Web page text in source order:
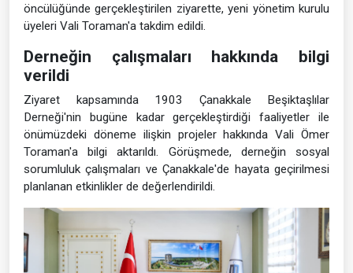
öncülüğünde gerçekleştirilen ziyarette, yeni yönetim kurulu
üyeleri Vali Toraman'a takdim edildi.
Derneğin çalışmaları hakkında bilgi
verildi
Ziyaret kapsamında 1903 Çanakkale Beşiktaşlılar
Derneği'nin bugüne kadar gerçekleştirdiği faaliyetler ile
önümüzdeki döneme ilişkin projeler hakkında Vali Ömer
Toraman'a bilgi aktarıldı. Görüşmede, derneğin sosyal
sorumluluk çalışmaları ve Çanakkale'de hayata geçirilmesi
planlanan etkinlikler de değerlendirildi.